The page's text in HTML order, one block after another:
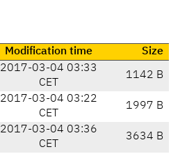
Modification time
Size
2017-03-04 03:33
CET
1142 B
2017-03-04 03:22
CET
1997 B
2017-03-04 03:36
CET
3634 B